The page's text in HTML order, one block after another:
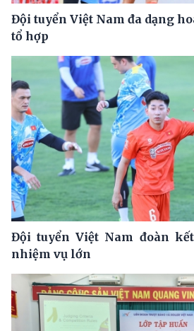
Đội tuyển Việt Nam đa dạng
tổ hợp
Đội tuyển Việt Nam đoàn
nhiệm vụ lớn